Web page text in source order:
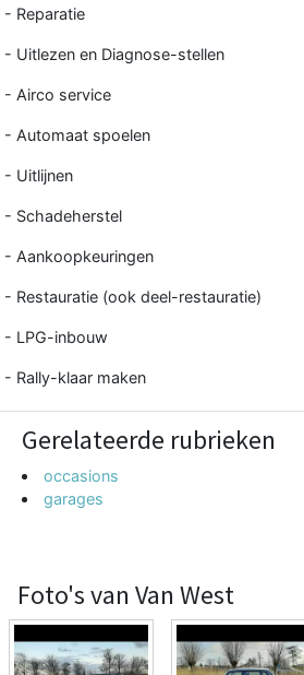
- Reparatie
- Uitlezen en Diagnose-stellen
- Airco service
- Automaat spoelen
- Uitlijnen
- Schadeherstel
- Aankoopkeuringen
- Restauratie (ook deel-restauratie)
- LPG-inbouw
- Rally-klaar maken
Gerelateerde rubrieken
occasions
garages
Foto's van Van West